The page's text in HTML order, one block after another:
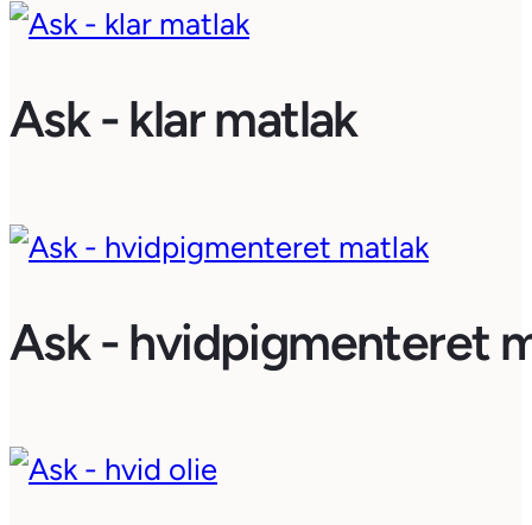
Ask - klar matlak
Ask - hvidpigmenteret